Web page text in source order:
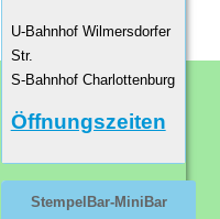
of...Stamps by
Hunkydory -
Back & Relax
For the love
of...Stamps by
Clearstamps
One Quite Like
You!
U-Bahnhof Wilmersdorfer
Str.
S-Bahnhof Charlottenburg
Öffnungszeiten
StempelBar-MiniBar